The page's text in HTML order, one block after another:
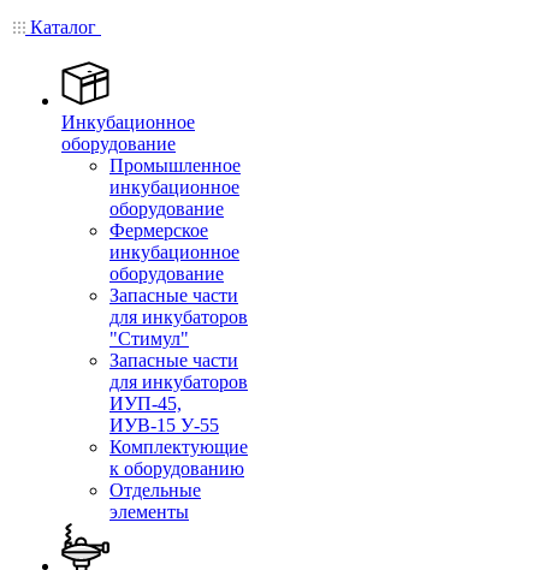
Каталог
Инкубационное
оборудование
Промышленное
инкубационное
оборудование
Фермерское
инкубационное
оборудование
Запасные части
для инкубаторов
"Стимул"
Запасные части
для инкубаторов
ИУП-45,
ИУВ-15 У-55
Комплектующие
к оборудованию
Отдельные
элементы